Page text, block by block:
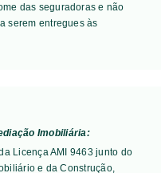
das seguradoras e não
serem entregues às
Imobiliária:
Licença AMI 9463 junto do
e da Construção,